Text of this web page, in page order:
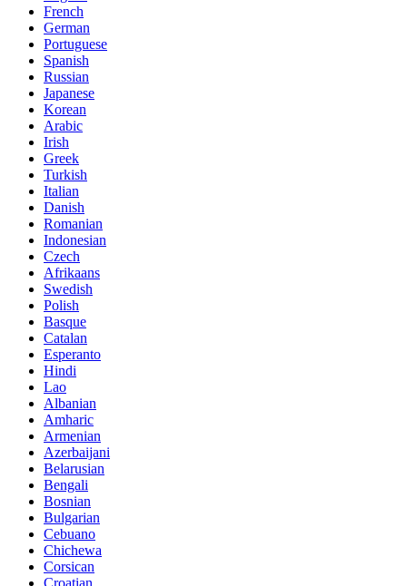
French
German
Portuguese
Spanish
Russian
Japanese
Korean
Arabic
Irish
Greek
Turkish
Italian
Danish
Romanian
Indonesian
Czech
Afrikaans
Swedish
Polish
Basque
Catalan
Esperanto
Hindi
Lao
Albanian
Amharic
Armenian
Azerbaijani
Belarusian
Bengali
Bosnian
Bulgarian
Cebuano
Chichewa
Corsican
Croatian